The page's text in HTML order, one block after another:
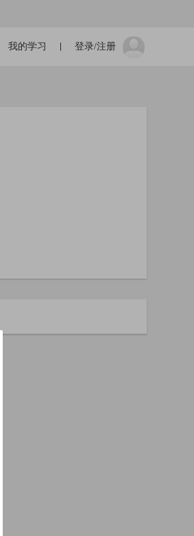
登录/注册
我的学习